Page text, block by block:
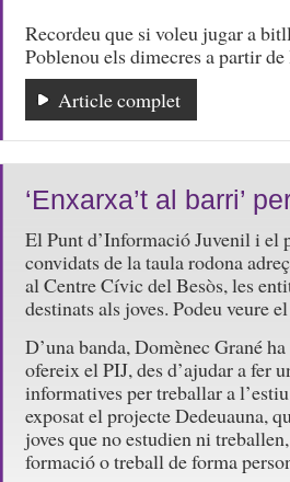
Recordeu que si voleu jugar a
Poblenou els dimecres a partir de
Article complet
‘Enxarxa’t al barri’
El Punt d’Informació Juvenil i el
convidats de la taula rodona
al Centre Cívic del Besòs, les
destinats als joves. Podeu veure
D’una banda, Domènec Grané
ofereix el PIJ, des d’ajudar a fer
informatives per treballar a
exposat el projecte Dedeuauna,
joves que no estudien ni
formació o treball de forma